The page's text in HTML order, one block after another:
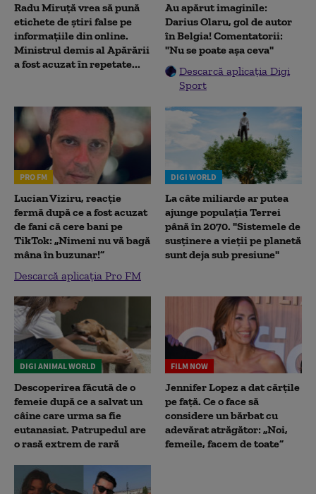
Radu Miruţă vrea să pună
etichete de știri false pe
informațiile din online.
Ministrul demis al Apărării
a fost acuzat în repetate...
Au apărut imaginile:
Darius Olaru, gol de autor
în Belgia! Comentatorii:
"Nu se poate așa ceva"
Descarcă aplicația Digi
Sport
PRO FM
Lucian Viziru, reacție
fermă după ce a fost acuzat
de fani că cere bani pe
TikTok: „Nimeni nu vă bagă
mâna în buzunar!”
Descarcă aplicația Pro FM
DIGI WORLD
La câte miliarde ar putea
ajunge populația Terrei
până în 2070. "Sistemele de
susținere a vieții pe planetă
sunt deja sub presiune"
DIGI ANIMAL WORLD
Descoperirea făcută de o
femeie după ce a salvat un
câine care urma sa fie
eutanasiat. Patrupedul are
o rasă extrem de rară
FILM NOW
Jennifer Lopez a dat cărțile
pe față. Ce o face să
considere un bărbat cu
adevărat atrăgător: „Noi,
femeile, facem de toate”